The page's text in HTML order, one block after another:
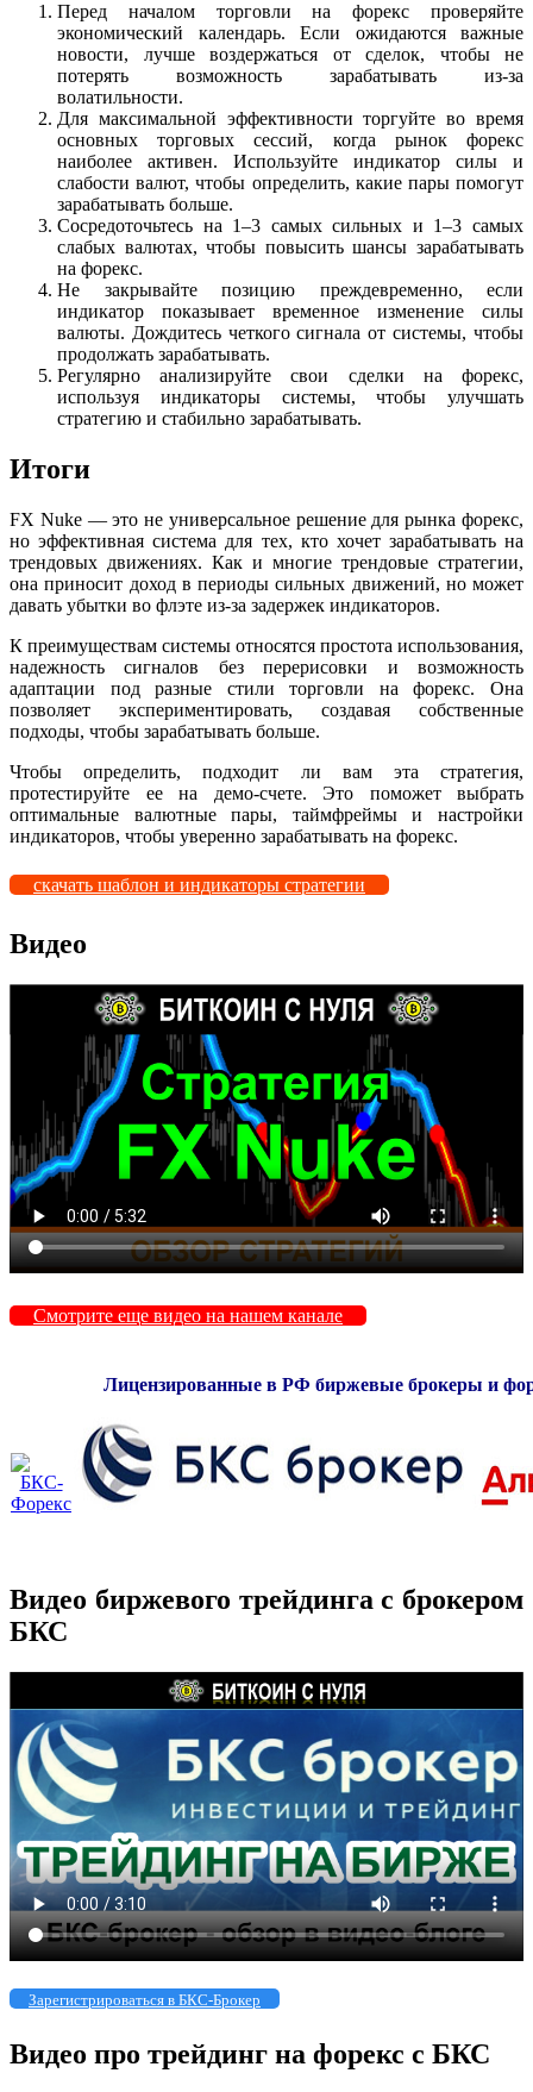
Перед началом торговли на форекс проверяйте
экономический календарь. Если ожидаются важные
новости, лучше воздержаться от сделок, чтобы не
потерять возможность зарабатывать из-за
волатильности.
Для максимальной эффективности торгуйте во время
основных торговых сессий, когда рынок форекс
наиболее активен. Используйте индикатор силы и
слабости валют, чтобы определить, какие пары помогут
зарабатывать больше.
Сосредоточьтесь на 1–3 самых сильных и 1–3 самых
слабых валютах, чтобы повысить шансы зарабатывать
на форекс.
Не закрывайте позицию преждевременно, если
индикатор показывает временное изменение силы
валюты. Дождитесь четкого сигнала от системы, чтобы
продолжать зарабатывать.
Регулярно анализируйте свои сделки на форекс,
используя индикаторы системы, чтобы улучшать
стратегию и стабильно зарабатывать.
Итоги
FX Nuke — это не универсальное решение для рынка форекс,
но эффективная система для тех, кто хочет зарабатывать на
трендовых движениях. Как и многие трендовые стратегии,
она приносит доход в периоды сильных движений, но может
давать убытки во флэте из-за задержек индикаторов.
К преимуществам системы относятся простота использования,
надежность сигналов без перерисовки и возможность
адаптации под разные стили торговли на форекс. Она
позволяет экспериментировать, создавая собственные
подходы, чтобы зарабатывать больше.
Чтобы определить, подходит ли вам эта стратегия,
протестируйте ее на демо-счете. Это поможет выбрать
оптимальные валютные пары, таймфреймы и настройки
индикаторов, чтобы уверенно зарабатывать на форекс.
скачать шаблон и индикаторы стратегии
Видео
Смотрите еще видео на нашем канале
Лицензированные в РФ биржевые брокеры и
Видео биржевого трейдинга с брокером
БКС
Зарегистрироваться в БКС-Брокер
Видео про трейдинг на форекс с БКС